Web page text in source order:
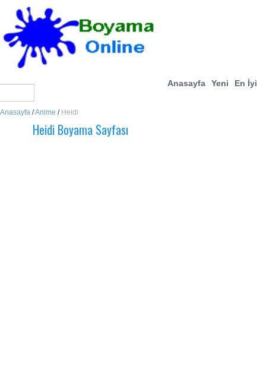
Anasayfa Yeni En İyi
Anasayfa /Anime / Heidi
Heidi Boyama Sayfası